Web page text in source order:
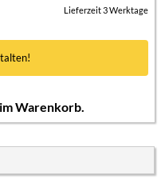
Lieferzeit 3 Werktage
Warenkorb.